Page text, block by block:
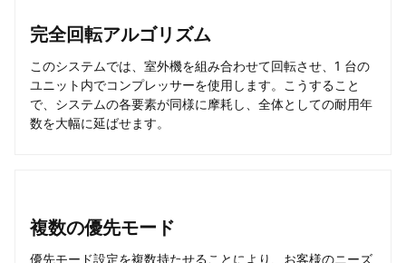
完全回転アルゴリズム
このシステムでは、室外機を組み合わせて回転させ、1 台の
ユニット内でコンプレッサーを使用します。こうすること
で、システムの各要素が同様に摩耗し、全体としての耐用年
数を大幅に延ばせます。
複数の優先モード
優先モード設定を複数持たせることにより、お客様のニーズ